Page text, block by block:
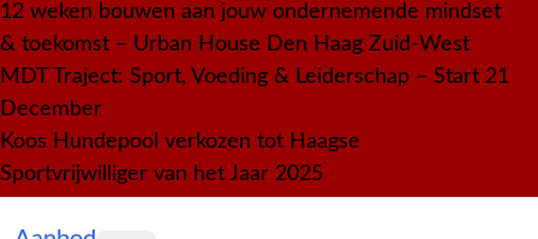
12 weken bouwen aan jouw ondernemende mindset
& toekomst – Urban House Den Haag Zuid-West
MDT Traject: Sport, Voeding & Leiderschap – Start 21
December
Koos Hundepool verkozen tot Haagse
Sportvrijwilliger van het Jaar 2025